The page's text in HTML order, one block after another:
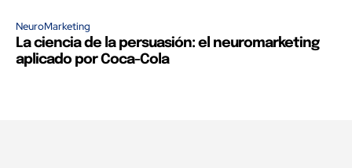
NeuroMarketing
La ciencia de la persuasión: el neuromarketing
aplicado por Coca-Cola